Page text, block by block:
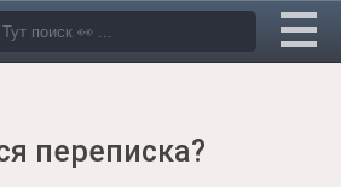
переписка?